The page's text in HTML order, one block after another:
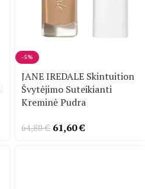
-5%
JANE IREDALE Skintuition
Švytėjimo Suteikianti
Kreminė Pudra
64,80€ 61,60€